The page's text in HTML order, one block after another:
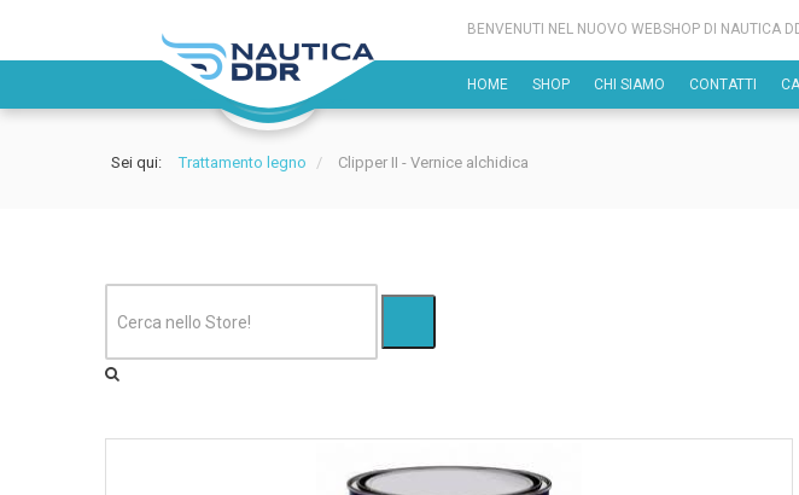
BENVENUTI NEL NUOVO WEBSHOP DI NAUTICA
HOME SHOP CHI SIAMO CONTATTI
Sei qui: Trattamento legno / Clipper II - Vernice alchidica